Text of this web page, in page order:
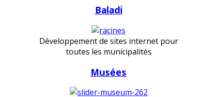
Baladi
Développement de sites internet pour
toutes les municipalités
Musées